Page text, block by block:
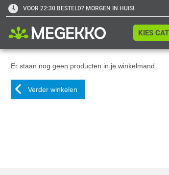
VOOR 22:30 BESTELD? MORGEN IN HUIS!
KIES
Er staan nog geen producten in je winkelmand
Verder winkelen